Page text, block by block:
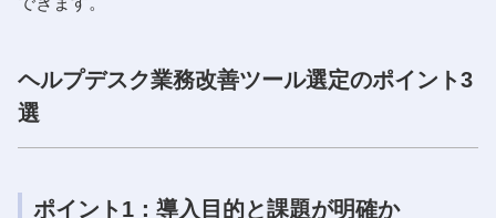
ヘルプデスク業務改善ツール選定のポイント3
選
ポイント1：導入目的と課題が明確か